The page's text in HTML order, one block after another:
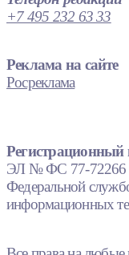
+7 495 232 63 33
Реклама на сайте
Росреклама
Регистрационный
ЭЛ № ФС 77-72266
Федеральной
информационных